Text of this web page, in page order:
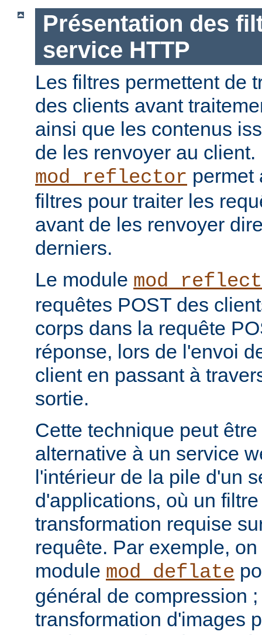
Présentation des
service HTTP
Les filtres permettent de
des clients avant
ainsi que les contenus
de les renvoyer au
mod_reflector permet
filtres pour traiter les
avant de les renvoyer
derniers.
Le module
requêtes POST des
corps dans la requête
réponse, lors de l'envoi
client en passant à
sortie.
Cette technique peut
alternative à un service
l'intérieur de la pile d'un
d'applications, où un
transformation requise
requête. Par exemple,
module mod_deflate
général de compression
transformation d'images